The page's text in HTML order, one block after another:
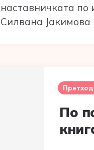
наставничката
Силвана Јакимова
По